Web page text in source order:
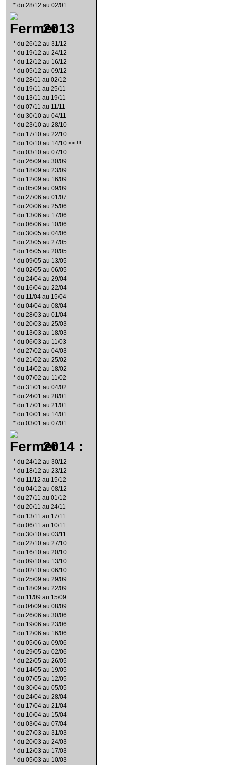
* du 28/12 au 02/01
2013
* du 26/12 au 31/12
* du 19/12 au 24/12
* du 12/12 au 16/12
* du 05/12 au 09/12
* du 28/11 au 02/12
* du 19/11 au 25/11
* du 13/11 au 19/11
* du 07/11 au 11/11
* du 30/10 au 04/11
* du 23/10 au 28/10
* du 17/10 au 22/10
* du 10/10 au 14/10 << !!!
* du 03/10 au 07/10
* du 26/09 au 30/09
* du 18/09 au 23/09
* du 12/09 au 16/09
* du 05/09 au 09/09
* du 27/06 au 01/07
* du 20/06 au 25/06
* du 13/06 au 17/06
* du 06/06 au 10/06
* du 30/05 au 04/06
* du 23/05 au 27/05
* du 16/05 au 20/05
* du 09/05 au 13/05
* du 02/05 au 06/05
* du 24/04 au 29/04
* du 16/04 au 22/04
* du 11/04 au 15/04
* du 04/04 au 08/04
* du 28/03 au 01/04
* du 20/03 au 25/03
* du 13/03 au 18/03
* du 06/03 au 11/03
* du 27/02 au 04/03
* du 21/02 au 25/02
* du 14/02 au 18/02
* du 07/02 au 11/02
* du 31/01 au 04/02
* du 24/01 au 28/01
* du 17/01 au 21/01
* du 10/01 au 14/01
* du 03/01 au 07/01
2014 :
* du 24/12 au 30/12
* du 18/12 au 23/12
* du 11/12 au 15/12
* du 04/12 au 08/12
* du 27/11 au 01/12
* du 20/11 au 24/11
* du 13/11 au 17/11
* du 06/11 au 10/11
* du 30/10 au 03/11
* du 22/10 au 27/10
* du 16/10 au 20/10
* du 09/10 au 13/10
* du 02/10 au 06/10
* du 25/09 au 29/09
* du 18/09 au 22/09
* du 11/09 au 15/09
* du 04/09 au 08/09
* du 26/06 au 30/06
* du 19/06 au 23/06
* du 12/06 au 16/06
* du 05/06 au 09/06
* du 29/05 au 02/06
* du 22/05 au 26/05
* du 14/05 au 19/05
* du 07/05 au 12/05
* du 30/04 au 05/05
* du 24/04 au 28/04
* du 17/04 au 21/04
* du 10/04 au 15/04
* du 03/04 au 07/04
* du 27/03 au 31/03
* du 20/03 au 24/03
* du 12/03 au 17/03
* du 05/03 au 10/03